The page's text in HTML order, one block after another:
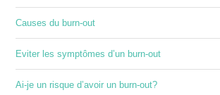
Causes du burn-out
Eviter les symptômes d’un burn-out
Ai-je un risque d’avoir un burn-out?